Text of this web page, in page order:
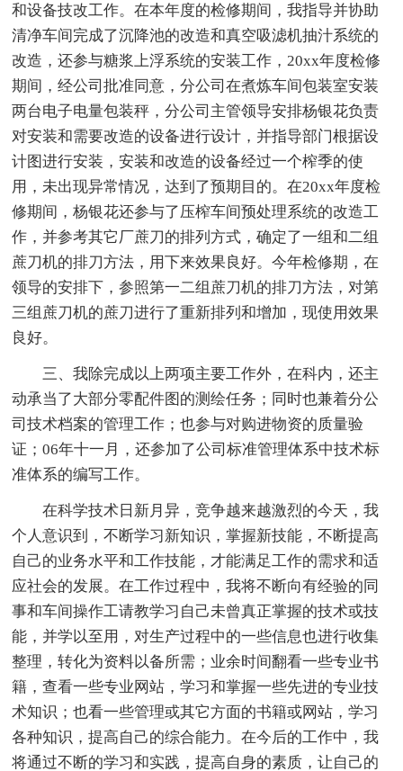
和设备技改工作。在本年度的检修期间，我指导并协助
清净车间完成了沉降池的改造和真空吸滤机抽汁系统的
改造，还参与糖浆上浮系统的安装工作，20xx年度检修
期间，经公司批准同意，分公司在煮炼车间包装室安装
两台电子电量包装秤，分公司主管领导安排杨银花负责
对安装和需要改造的设备进行设计，并指导部门根据设
计图进行安装，安装和改造的设备经过一个榨季的使
用，未出现异常情况，达到了预期目的。在20xx年度检
修期间，杨银花还参与了压榨车间预处理系统的改造工
作，并参考其它厂蔗刀的排列方式，确定了一组和二组
蔗刀机的排刀方法，用下来效果良好。今年检修期，在
领导的安排下，参照第一二组蔗刀机的排刀方法，对第
三组蔗刀机的蔗刀进行了重新排列和增加，现使用效果
良好。
三、我除完成以上两项主要工作外，在科内，还主
动承当了大部分零配件图的测绘任务；同时也兼着分公
司技术档案的管理工作；也参与对购进物资的质量验
证；06年十一月，还参加了公司标准管理体系中技术标
准体系的编写工作。
在科学技术日新月异，竞争越来越激烈的今天，我
个人意识到，不断学习新知识，掌握新技能，不断提高
自己的业务水平和工作技能，才能满足工作的需求和适
应社会的发展。在工作过程中，我将不断向有经验的同
事和车间操作工请教学习自己未曾真正掌握的技术或技
能，并学以至用，对生产过程中的一些信息也进行收集
整理，转化为资料以备所需；业余时间翻看一些专业书
籍，查看一些专业网站，学习和掌握一些先进的专业技
术知识；也看一些管理或其它方面的书籍或网站，学习
各种知识，提高自己的综合能力。在今后的工作中，我
将通过不断的学习和实践，提高自身的素质，让自己的